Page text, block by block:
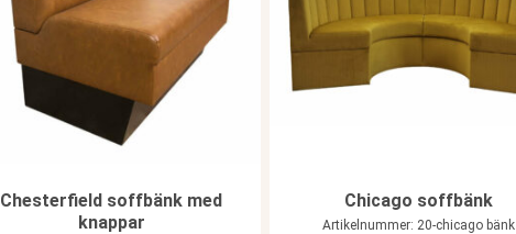
Chesterfield soffbänk med
knappar
Chicago soffbänk
Artikelnummer: 20-chicago bänk